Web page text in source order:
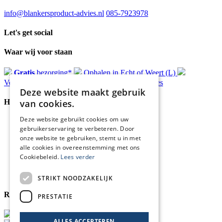
info@blankersproduct-advies.nl 085-7923978
Let's get social
Waar wij voor staan
Gratisbezorging*
Ophalen in Echt of Weert (L)
Verzonden
advies
Handige Links
Home
Klantenservice
Over ons
Blog
Privacyverklaring
Cookies
Reviewmerk
Deze website maakt gebruik
van cookies.
Deze website gebruikt cookies om uw
gebruikerservaring te verbeteren. Door
onze website te gebruiken, stemt u in met
alle cookies in overeenstemming met ons
Cookiebeleid. Lees verder
STRIKT NOODZAKELIJK
PRESTATIE